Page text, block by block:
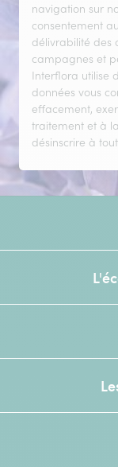
navigation sur
consentement
délivrabilité des
campagnes et
Interflora utilise
données vous
effacement,
traitement et à
désinscrire à